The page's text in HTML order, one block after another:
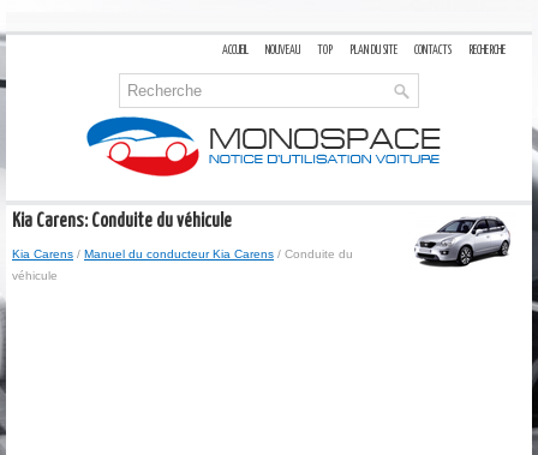
ACCUEIL NOUVEAU TOP PLAN DU SITE CONTACTS RECHERCHE
Kia Carens: Conduite du véhicule
Kia Carens / Manuel du conducteur Kia Carens / Conduite du
véhicule